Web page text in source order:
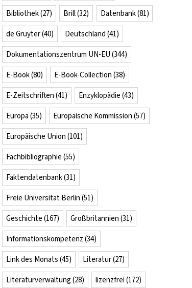
Bibliothek(27) Brill(32) Datenbank(81)
de Gruyter(40) Deutschland (41)
Dokumentationszentrum UN-EU (344)
E-Book(80) E-Book-Collection (38)
E-Zeitschriften (41) Enzyklopädie (43)
Europa (35) Europäische Kommission (57)
Europäische Union (101)
Fachbibliographie (55)
Faktendatenbank(31)
Freie Universität Berlin (51)
Geschichte (167) Großbritannien (31)
Informationskompetenz (34)
Link des Monats (45) Literatur(27)
Literaturverwaltung (28) lizenzfrei (172)